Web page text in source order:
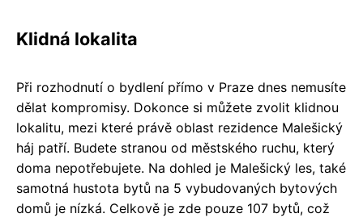
Klidná lokalita
Při rozhodnutí o bydlení přímo v Praze dnes nemusíte
dělat kompromisy. Dokonce si můžete zvolit klidnou
lokalitu, mezi které právě oblast rezidence Malešický
háj patří. Budete stranou od městského ruchu, který
doma nepotřebujete. Na dohled je Malešický les, také
samotná hustota bytů na 5 vybudovaných bytových
domů je nízká. Celkově je zde pouze 107 bytů, což